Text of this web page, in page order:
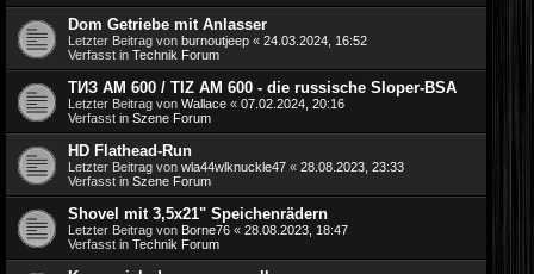
Dom Getriebe mit Anlasser
Letzter Beitrag von burnoutjeep « 24.03.2024, 16:52
Verfasst in Technik Forum
ТИЗ АM 600 / TIZ AM 600 - die russische Sloper-BSA
Letzter Beitrag von Wallace « 07.02.2024, 20:16
Verfasst in Szene Forum
HD Flathead-Run
Letzter Beitrag von wla44wlknuckle47 « 28.08.2023, 23:33
Verfasst in Szene Forum
Shovel mit 3,5x21" Speichenrädern
Letzter Beitrag von Borne76 « 28.08.2023, 18:47
Verfasst in Technik Forum